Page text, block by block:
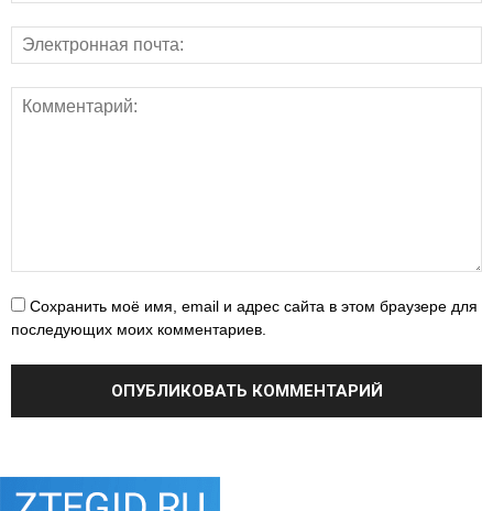
Сохранить моё имя, email и адрес сайта в этом браузере для
последующих моих комментариев.